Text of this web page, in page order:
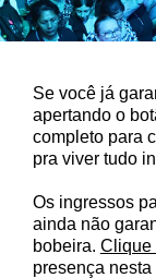
Se você já
apertando o
completo para
pra viver tudo
Os ingressos
ainda não
bobeira. Clique
presença